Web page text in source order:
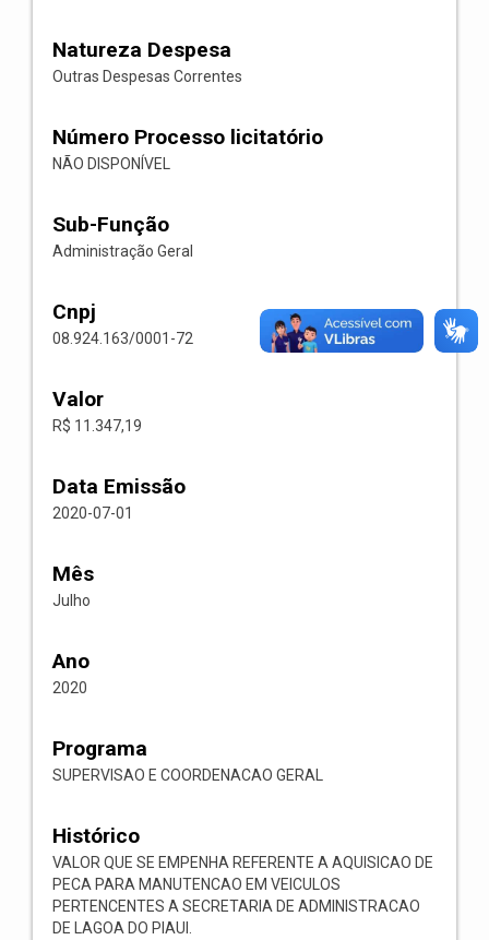
Natureza Despesa
Outras Despesas Correntes
Número Processo licitatório
NÃO DISPONÍVEL
Sub-Função
Administração Geral
Cnpj
08.924.163/0001-72
Valor
R$ 11.347,19
Data Emissão
2020-07-01
Mês
Julho
Ano
2020
Programa
SUPERVISAO E COORDENACAO GERAL
Histórico
VALOR QUE SE EMPENHA REFERENTE A AQUISICAO DE
PECA PARA MANUTENCAO EM VEICULOS
PERTENCENTES A SECRETARIA DE ADMINISTRACAO
DE LAGOA DO PIAUI.